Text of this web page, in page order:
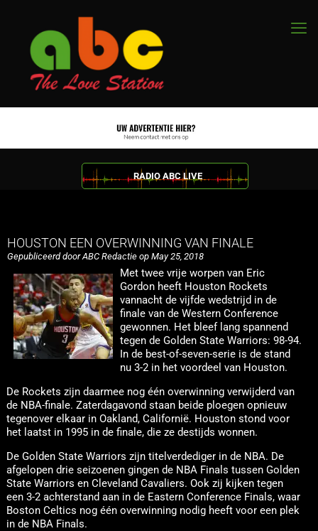
RADIO ABC LIVE
HOUSTON EEN OVERWINNING VAN FINALE
Gepubliceerd door ABC Redactie op May 25, 2018
Met twee vrije worpen van Eric
Gordon heeft Houston Rockets
vannacht de vijfde wedstrijd in de
finale van de Western Conference
gewonnen. Het bleef lang spannend
tegen de Golden State Warriors: 98-94.
In de best-of-seven-serie is de stand
nu 3-2 in het voordeel van Houston.
De Rockets zijn daarmee nog één overwinning verwijderd van
de NBA-finale. Zaterdagavond staan beide ploegen opnieuw
tegenover elkaar in Oakland, Californië. Houston stond voor
het laatst in 1995 in de finale, die ze destijds wonnen.
De Golden State Warriors zijn titelverdediger in de NBA. De
afgelopen drie seizoenen gingen de NBA Finals tussen Golden
State Warriors en Cleveland Cavaliers. Ook zij kijken tegen
een 3-2 achterstand aan in de Eastern Conference Finals, waar
Boston Celtics nog één overwinning nodig heeft voor een plek
in de NBA Finals.